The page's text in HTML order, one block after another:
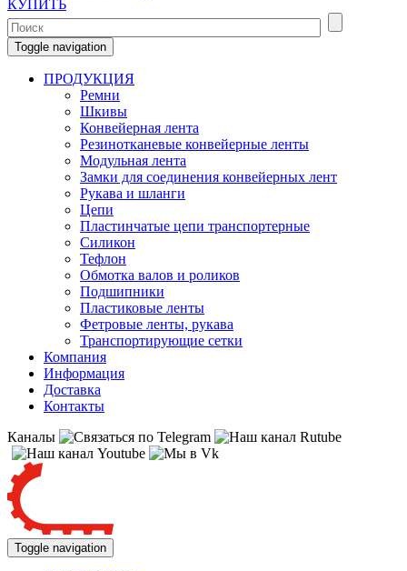
КУПИТЬ
Toggle navigation
ПРОДУКЦИЯ
Ремни
Шкивы
Конвейерная лента
Резинотканевые конвейерные ленты
Модульная лента
Замки для соединения конвейерных лент
Рукава и шланги
Цепи
Пластинчатые цепи транспортерные
Силикон
Тефлон
Обмотка валов и роликов
Подшипники
Пластиковые ленты
Фетровые ленты, рукава
Транспортирующие сетки
Компания
Информация
Доставка
Контакты
Каналы
Toggle navigation